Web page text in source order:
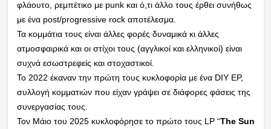
φλάουτο, ρεμπέτικο με punk και ό,τι άλλο τους έρθει συνήθως
με ένα post/progressive rock αποτέλεσμα.
Τα κομμάτια τους είναι άλλες φορές δυναμικά κι άλλες
ατμοσφαιρικά και οι στίχοι τους (αγγλικοί και ελληνικοί) είναι
συχνά εσωστρεφείς και στοχαστικοί.
Το 2022 έκαναν την πρώτη τους κυκλοφορία με ένα DIY EP,
συλλογή κομματιών που είχαν γράψει σε διάφορες φάσεις της
συνεργασίας τους.
Τον Μάιο του 2025 κυκλοφόρησε το πρώτο τους LP “The Sun